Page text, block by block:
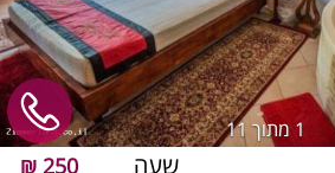
1 מתוך 11
שעה 250 ₪